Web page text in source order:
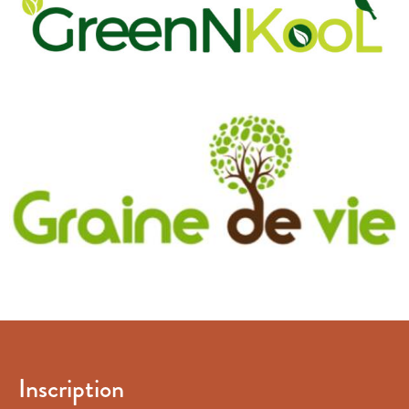
Inscription